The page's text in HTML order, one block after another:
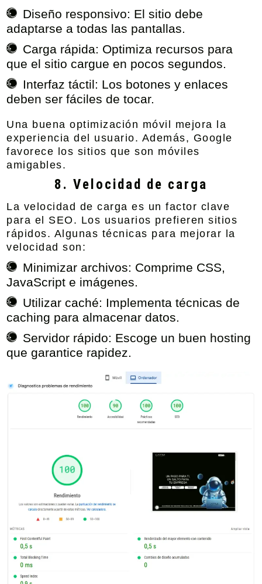
Diseño responsivo: El sitio debe
adaptarse a todas las pantallas.
Carga rápida: Optimiza recursos para
que el sitio cargue en pocos segundos.
Interfaz táctil: Los botones y enlaces
deben ser fáciles de tocar.
Una buena optimización móvil mejora la
experiencia del usuario. Además, Google
favorece los sitios que son móviles
amigables.
8. Velocidad de carga
La velocidad de carga es un factor clave
para el SEO. Los usuarios prefieren sitios
rápidos. Algunas técnicas para mejorar la
velocidad son:
Minimizar archivos: Comprime CSS,
JavaScript e imágenes.
Utilizar caché: Implementa técnicas de
caching para almacenar datos.
Servidor rápido: Escoge un buen hosting
que garantice rapidez.